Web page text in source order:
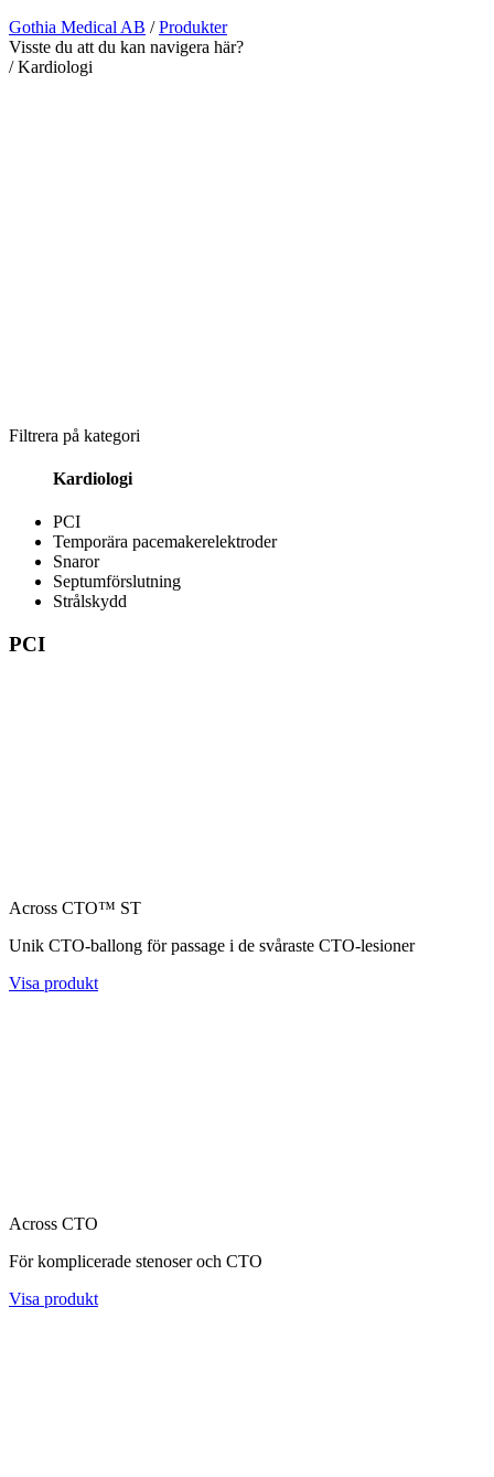
Gothia Medical AB /Produkter
Visste du att du kan navigera här?
/Kardiologi
Filtrera på kategori
Kardiologi
PCI
Temporära pacemakerelektroder
Snaror
Septumförslutning
Strålskydd
PCI
Across CTO™ ST
Unik CTO-ballong för passage i de svåraste CTO-lesioner
Visa produkt
Across CTO
För komplicerade stenoser och CTO
Visa produkt